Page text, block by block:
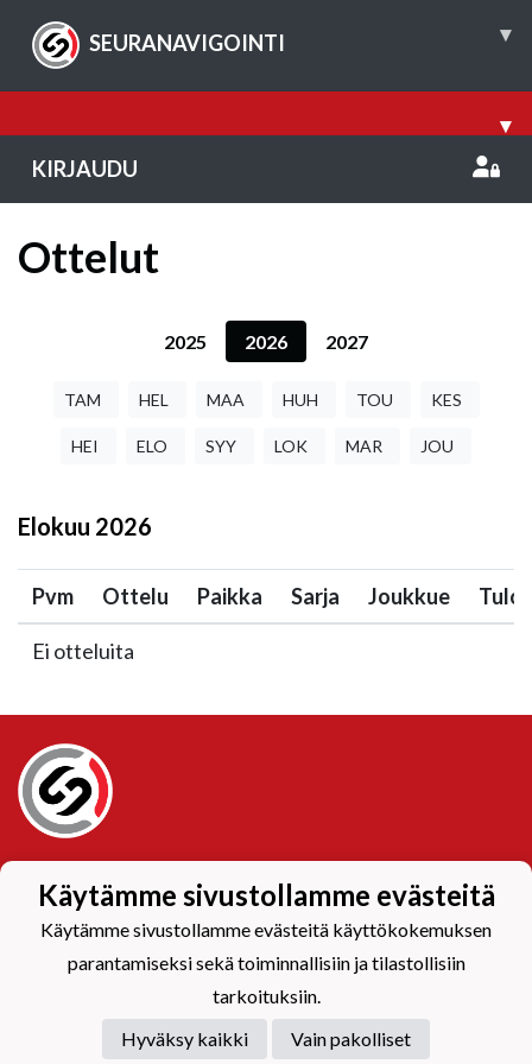
SEURANAVIGOINTI ▾
▾
KIRJAUDU
Ottelut
2025 2026 2027
TAM HEL MAA HUH TOU KES
HEI ELO SYY LOK MAR JOU
Elokuu 2026
Pvm Ottelu Paikka Sarja Joukkue Tulos
Ei otteluita
Powered by
Käytämme sivustollamme evästeitä
Käytämme sivustollamme evästeitä käyttökokemuksen
parantamiseksi sekä toiminnallisiin ja tilastollisiin
tarkoituksiin.
Hyväksy kaikki
Vain pakolliset